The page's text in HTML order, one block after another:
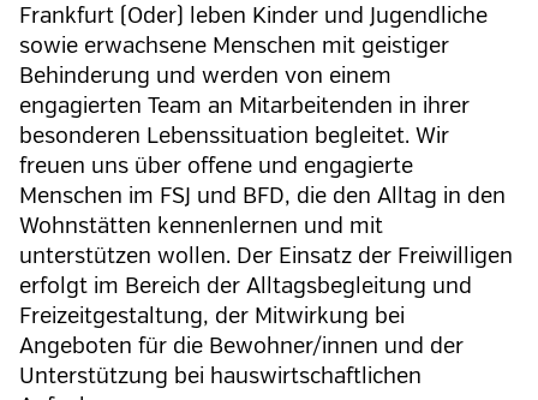
Frankfurt (Oder) leben Kinder und Jugendliche
sowie erwachsene Menschen mit geistiger
Behinderung und werden von einem
engagierten Team an Mitarbeitenden in ihrer
besonderen Lebenssituation begleitet. Wir
freuen uns über offene und engagierte
Menschen im FSJ und BFD, die den Alltag in den
Wohnstätten kennenlernen und mit
unterstützen wollen. Der Einsatz der Freiwilligen
erfolgt im Bereich der Alltagsbegleitung und
Freizeitgestaltung, der Mitwirkung bei
Angeboten für die Bewohner/innen und der
Unterstützung bei hauswirtschaftlichen